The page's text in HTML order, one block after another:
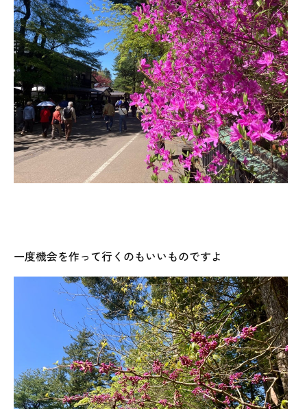
一度機会を作って行くのもいいものですよ